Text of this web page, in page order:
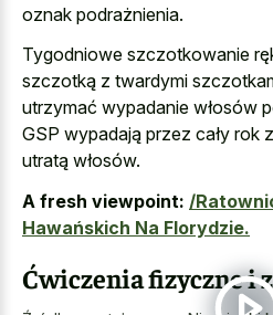
oznak podrażnienia.
Tygodniowe szczotkowanie
szczotką z twardymi
utrzymać wypadanie włosów
GSP wypadają przez cały rok
utratą włosów.
A fresh viewpoint: /
Hawańskich Na Florydzie.
Ćwiczenia fizyczne i